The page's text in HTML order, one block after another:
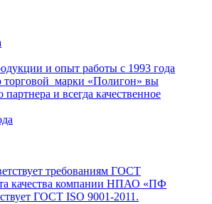
и опыт работы с 1993 года
марки «Полигон» вы
и всегда качественное
требованиям ГОСТ
качества компании НПАО «ПФ
ГОСТ ISO 9001-2011.